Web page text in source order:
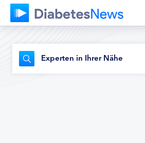
Experten in Ihrer Nähe